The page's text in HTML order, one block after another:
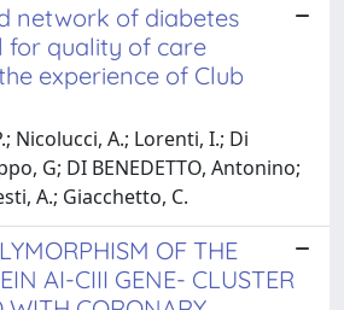
network of diabetes
for quality of care
experience of Club
Nicolucci, A.; Lorenti, I.; Di
G; DI BENEDETTO, Antonino;
A.; Giacchetto, C.
OF THE
AI-CIII GENE- CLUSTER